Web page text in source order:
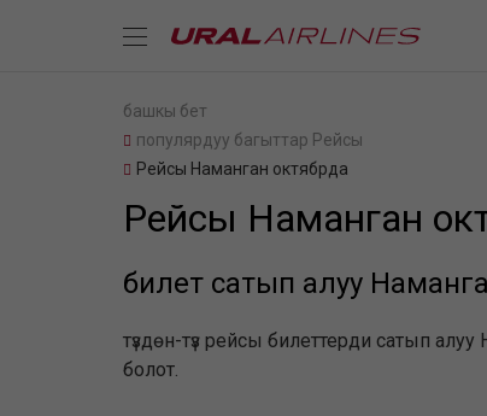
башкы бет
популярдуу багыттар Рейсы
Рейсы Наманган октябрда
Рейсы Наманган
билет сатып алуу
түздөн-түз рейсы билеттерди сатып
болот.